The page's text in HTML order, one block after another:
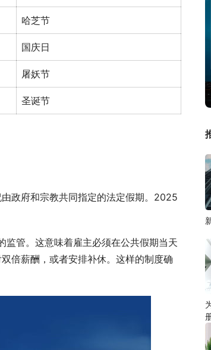
哈芝节
国庆日
屠妖节
圣诞节
政府和宗教共同指定的法定假期。2025
监管。这意味着雇主必须在公共假期当天
倍薪酬，或者安排补休。这样的制度确